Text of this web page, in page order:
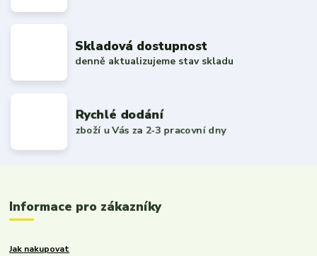
Skladová dostupnost
denně aktualizujeme stav skladu
Rychlé dodání
zboží u Vás za 2-3 pracovní dny
Informace pro zákazníky
Jak nakupovat